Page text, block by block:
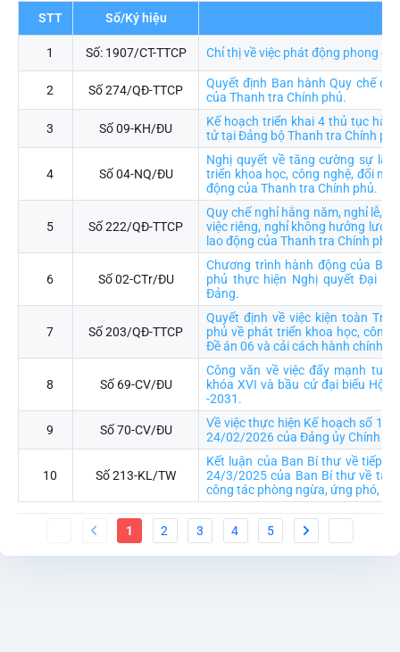
STT Số/Ký hiệu
1 Số: 1907/CT-TTCP Chỉ thị về việc phát động phong
2 Số 274/QĐ-TTCP
Quyết định Ban hành Quy chế
của Thanh tra Chính phủ.
3 Số 09-KH/ĐU
Kế hoạch triển khai 4 thủ tục
tử tại Đảng bộ Thanh tra Chính phủ
4 Số 04-NQ/ĐU
Nghị quyết về tăng cường sự
triển khoa học, công nghệ, đổi
động của Thanh tra Chính phủ.
5 Số 222/QĐ-TTCP
Quy chế nghỉ hằng năm, nghỉ lễ,
việc riêng, nghỉ không hưởng
lao động của Thanh tra Chính phủ
6 Số 02-CTr/ĐU
Chương trình hành động của
phủ thực hiện Nghị quyết Đại
Đảng.
7 Số 203/QĐ-TTCP
Quyết định về việc kiện toàn
phủ về phát triển khoa học, công
Đề án 06 và cải cách hành chính
8 Số 69-CV/ĐU
Công văn về việc đẩy mạnh
khóa XVI và bầu cử đại biểu Hội
-2031.
9 Số 70-CV/ĐU
Về việc thực hiện Kế hoạch số
24/02/2026 của Đảng ủy Chính
10 Số 213-KL/TW
Kết luận của Ban Bí thư về tiếp
24/3/2025 của Ban Bí thư về
công tác phòng ngừa, ứng phó,
1 2 3 4 5